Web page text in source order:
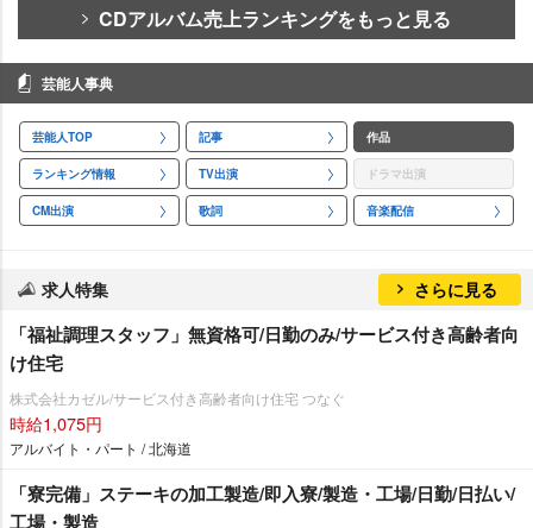
CDアルバム売上ランキングをもっと見る
芸能人事典
芸能人TOP 記事 作品
ランキング情報 TV出演 ドラマ出演
CM出演 歌詞 音楽配信
求人特集 さらに見る
「福祉調理スタッフ」無資格可/日勤のみ/サービス付き高齢者向
け住宅
株式会社カゼル/サービス付き高齢者向け住宅 つなぐ
時給1,075円
アルバイト・パート / 北海道
「寮完備」ステーキの加工製造/即入寮/製造・工場/日勤/日払い/
工場・製造